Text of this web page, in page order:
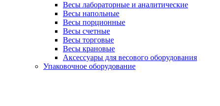
Весы лабораторные и аналитические
Весы напольные
Весы порционные
Весы счетные
Весы торговые
Весы крановые
Аксессуары для весового оборудования
Упаковочное оборудование